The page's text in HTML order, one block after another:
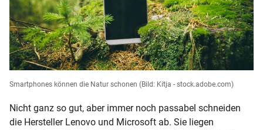
Smartphones können die Natur schonen (Bild: Kitja - stock.adobe.com)
Nicht ganz so gut, aber immer noch passabel schneiden
die Hersteller Lenovo und Microsoft ab. Sie liegen